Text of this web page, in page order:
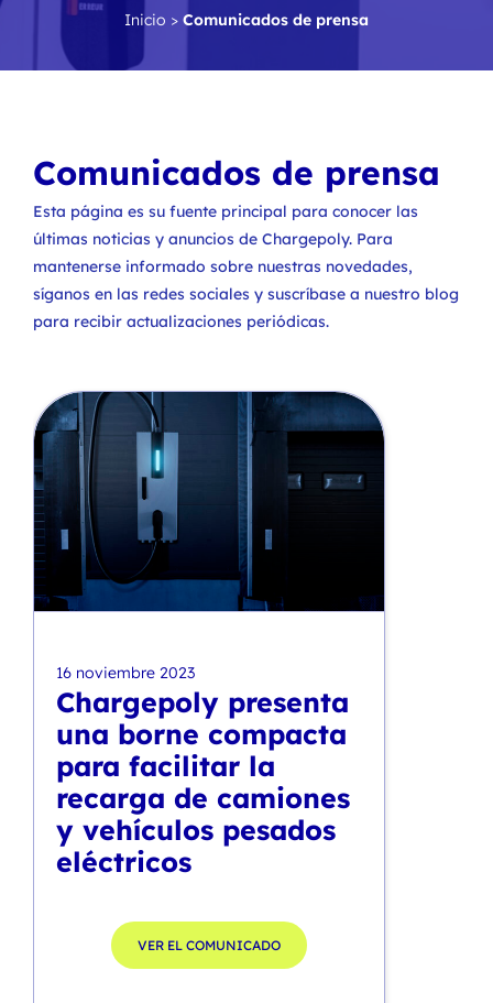
Inicio > Comunicados de prensa
Comunicados de prensa
Esta página es su fuente principal para conocer las
últimas noticias y anuncios de Chargepoly. Para
mantenerse informado sobre nuestras novedades,
síganos en las redes sociales y suscríbase a nuestro blog
para recibir actualizaciones periódicas.
16 noviembre 2023
Chargepoly presenta
una borne compacta
para facilitar la
recarga de camiones
y vehículos pesados
eléctricos
VER EL COMUNICADO